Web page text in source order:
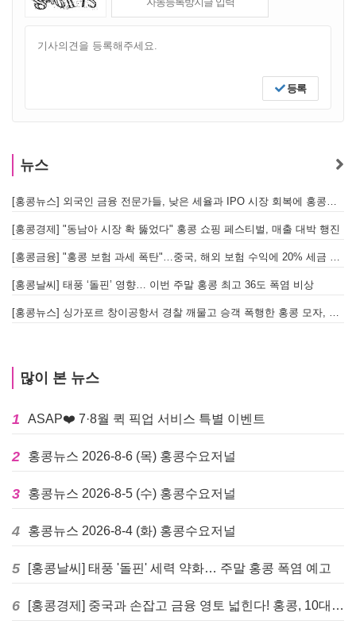
등록
뉴스
[홍콩뉴스] 외국인 금융 전문가들, 낮은 세율과 IPO 시장 회복에 홍콩으로 '대거 복귀'
[홍콩경제] "동남아 시장 확 뚫었다" 홍콩 쇼핑 페스티벌, 매출 대박 행진
[홍콩금융] "홍콩 보험 과세 폭탄"…중국, 해외 보험 수익에 20% 세금 부과로 관련주 급락
[홍콩날씨] 태풍 ‘돌핀’ 영향… 이번 주말 홍콩 최고 36도 폭염 비상
[홍콩뉴스] 싱가포르 창이공항서 경찰 깨물고 승객 폭행한 홍콩 모자, 결국 감옥행
많이 본 뉴스
1 ASAP❤️ 7·8월 퀵 픽업 서비스 특별 이벤트
2 홍콩뉴스 2026-8-6 (목) 홍콩수요저널
3 홍콩뉴스 2026-8-5 (수) 홍콩수요저널
4 홍콩뉴스 2026-8-4 (화) 홍콩수요저널
5 [홍콩날씨] 태풍 '돌핀' 세력 약화… 주말 홍콩 폭염 예고
6 [홍콩경제] 중국과 손잡고 금융 영토 넓힌다! 홍콩, 10대 신규 정책 발표